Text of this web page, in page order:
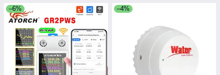
–6% –4%